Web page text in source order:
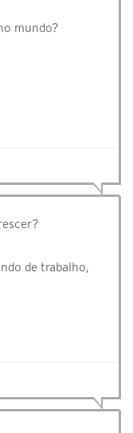
mundo?
de trabalho,